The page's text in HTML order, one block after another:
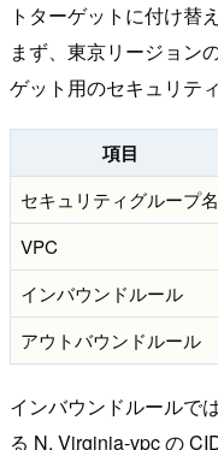
トターゲットに付け替
まず、東京リージョン
ゲット用のセキュリテ
項目
セキュリティグループ名
VPC
インバウンドルール
アウトバウンドルール
インバウンドルールで
る N. Virginia-vpc の